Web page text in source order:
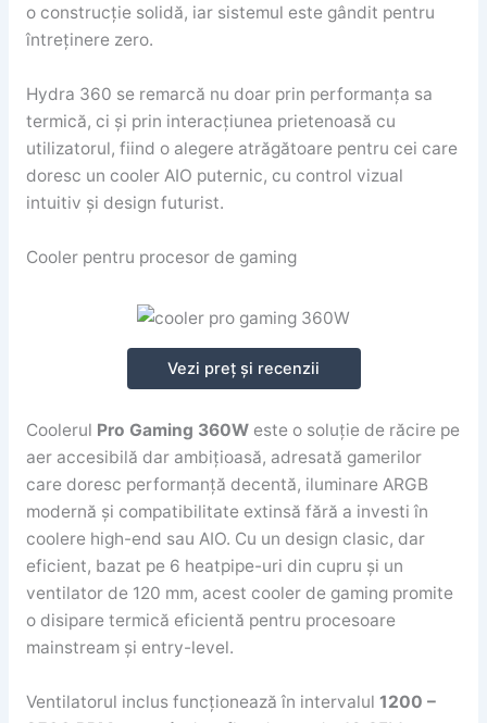
o construcție solidă, iar sistemul este gândit pentru
întreținere zero.
Hydra 360 se remarcă nu doar prin performanța sa
termică, ci și prin interacțiunea prietenoasă cu
utilizatorul, fiind o alegere atrăgătoare pentru cei care
doresc un cooler AIO puternic, cu control vizual
intuitiv și design futurist.
Cooler pentru procesor de gaming
Vezi preț și recenzii
Coolerul Pro Gaming 360Weste o soluție de răcire pe
aer accesibilă dar ambițioasă, adresată gamerilor
care doresc performanță decentă, iluminare ARGB
modernă și compatibilitate extinsă fără a investi în
coolere high-end sau AIO. Cu un design clasic, dar
eficient, bazat pe 6 heatpipe-uri din cupru și un
ventilator de 120 mm, acest cooler de gaming promite
o disipare termică eficientă pentru procesoare
mainstream și entry-level.
Ventilatorul inclus funcționează în intervalul 1200 –